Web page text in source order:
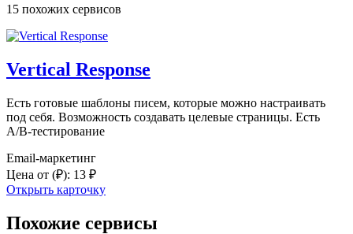
15 похожих сервисов
Vertical Response
Есть готовые шаблоны писем, которые можно настраивать
под себя. Возможность создавать целевые страницы. Есть
A/B-тестирование
Email-маркетинг
Цена от (₽): 13 ₽
Открыть карточку
Похожие сервисы